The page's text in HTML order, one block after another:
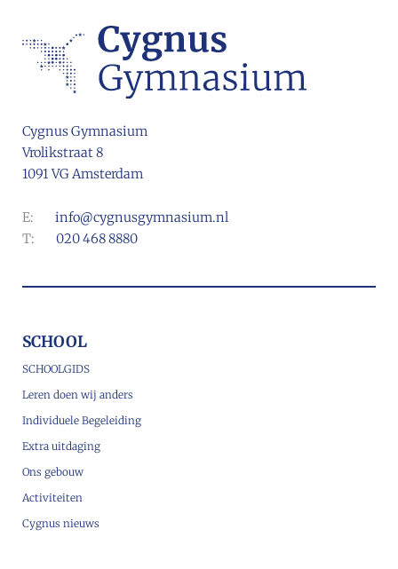
Cygnus Gymnasium
Vrolikstraat 8
1091 VG Amsterdam
E: info@cygnusgymnasium.nl
T: 020 468 8880
SCHOOL
SCHOOLGIDS
Leren doen wij anders
Individuele Begeleiding
Extra uitdaging
Ons gebouw
Activiteiten
Cygnus nieuws